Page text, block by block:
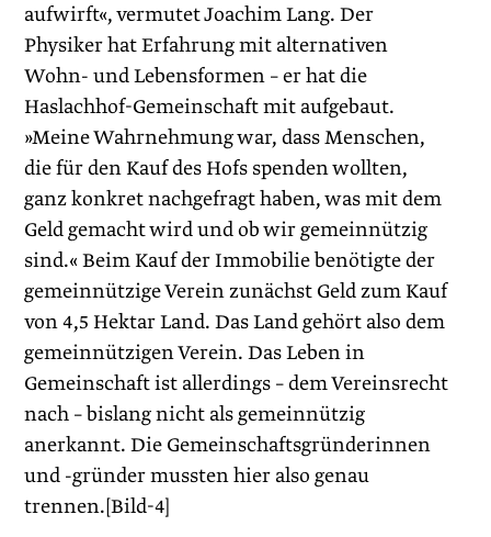
aufwirft«, vermutet Joachim Lang. Der
Physiker hat Erfahrung mit alternativen
Wohn- und Lebensformen – er hat die
Haslachhof-Gemeinschaft mit aufgebaut.
»Meine Wahrnehmung war, dass Menschen,
die für den Kauf des Hofs spenden wollten,
ganz konkret nachgefragt haben, was mit dem
Geld gemacht wird und ob wir gemeinnützig
sind.« Beim Kauf der Immobilie benötigte der
gemeinnützige Verein zunächst Geld zum Kauf
von 4,5 Hektar Land. Das Land gehört also dem
gemeinnützigen Verein. Das Leben in
Gemeinschaft ist allerdings – dem Vereinsrecht
nach – bislang nicht als gemeinnützig
anerkannt. Die Gemeinschaftsgründerinnen
und -gründer mussten hier also genau
trennen.[Bild-4]